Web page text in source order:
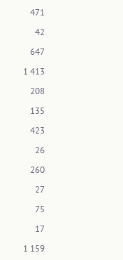
471
42
647
1 413
208
135
423
26
260
27
75
17
1 159